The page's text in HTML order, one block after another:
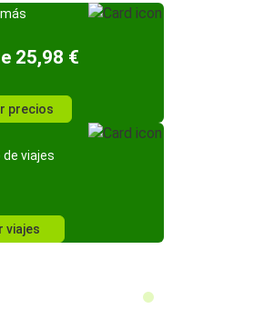
25,98 €
precios
de viajes
viajes